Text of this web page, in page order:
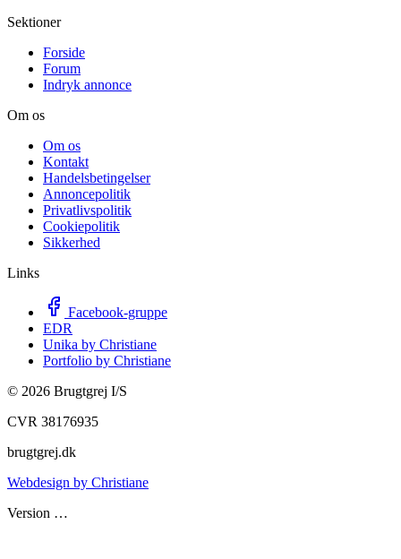
Sektioner
Forside
Forum
Indryk annonce
Om os
Om os
Kontakt
Handelsbetingelser
Annoncepolitik
Privatlivspolitik
Cookiepolitik
Sikkerhed
Links
Facebook-gruppe
EDR
Unika by Christiane
Portfolio by Christiane
© 2026 Brugtgrej I/S
CVR 38176935
brugtgrej.dk
Webdesign by Christiane
Version …